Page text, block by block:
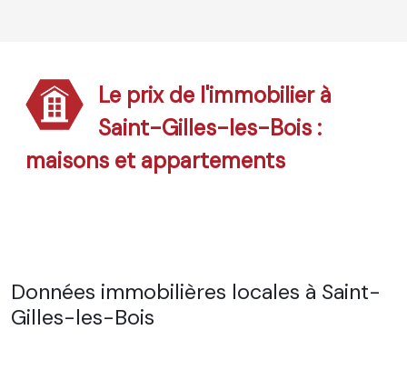
Le prix de l'immobilier à
Saint-Gilles-les-Bois :
maisons et appartements
Données immobilières locales à Saint-
Gilles-les-Bois